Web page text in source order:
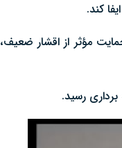
کند.
مؤثر از اقشار ضعیف،